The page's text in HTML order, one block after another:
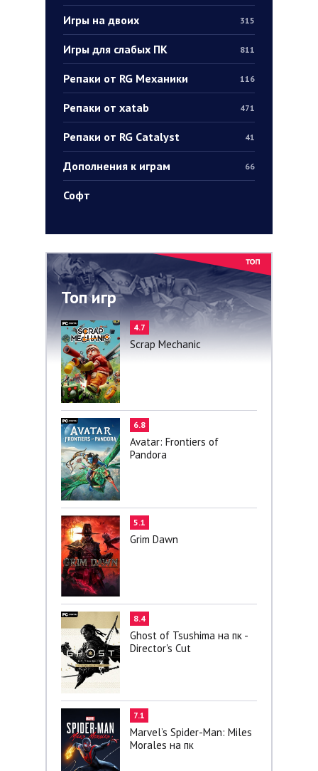
Игры на двоих 315
Игры для слабых ПК 811
Репаки от RG Механики 116
Репаки от xatab 471
Репаки от RG Catalyst 41
Дополнения к играм 66
Софт
Топ игр
4.7
Scrap Mechanic
6.8
Avatar: Frontiers of
Pandora
5.1
Grim Dawn
8.4
Ghost of Tsushima на пк -
Director's Cut
7.1
Marvel’s Spider-Man: Miles
Morales на пк